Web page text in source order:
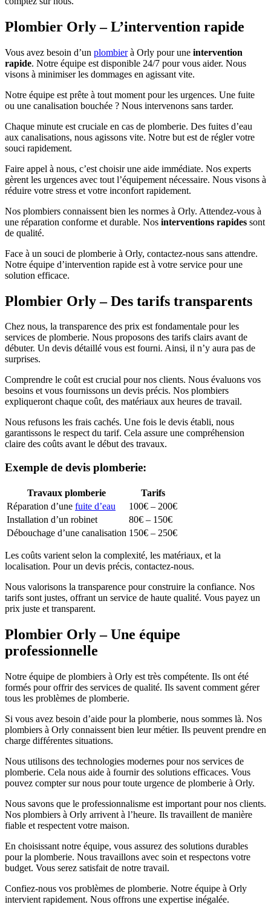
Plombier Orly – L’intervention rapide
Vous avez besoin d’un plombierà Orly pour une intervention
rapide. Notre équipe est disponible 24/7 pour vous aider. Nous
visons à minimiser les dommages en agissant vite.
Notre équipe est prête à tout moment pour les urgences. Une fuite
ou une canalisation bouchée ? Nous intervenons sans tarder.
Chaque minute est cruciale en cas de plomberie. Des fuites d’eau
aux canalisations, nous agissons vite. Notre but est de régler votre
souci rapidement.
Faire appel à nous, c’est choisir une aide immédiate. Nos experts
gèrent les urgences avec tout l’équipement nécessaire. Nous visons à
réduire votre stress et votre inconfort rapidement.
Nos plombiers connaissent bien les normes à Orly. Attendez-vous à
une réparation conforme et durable. Nos interventions rapides sont
de qualité.
Face à un souci de plomberie à Orly, contactez-nous sans attendre.
Notre équipe d’intervention rapide est à votre service pour une
solution efficace.
Plombier Orly – Des tarifs transparents
Chez nous, la transparence des prix est fondamentale pour les
services de plomberie. Nous proposons des tarifs clairs avant de
débuter. Un devis détaillé vous est fourni. Ainsi, il n’y aura pas de
surprises.
Comprendre le coût est crucial pour nos clients. Nous évaluons vos
besoins et vous fournissons un devis précis. Nos plombiers
expliqueront chaque coût, des matériaux aux heures de travail.
Nous refusons les frais cachés. Une fois le devis établi, nous
garantissons le respect du tarif. Cela assure une compréhension
claire des coûts avant le début des travaux.
Exemple de devis plomberie:
Travaux plomberie
Tarifs
Réparation d’une fuite d’eau
100€ – 200€
Installation d’un robinet
80€ – 150€
Débouchage d’une canalisation 150€ – 250€
Les coûts varient selon la complexité, les matériaux, et la
localisation. Pour un devis précis, contactez-nous.
Nous valorisons la transparence pour construire la confiance. Nos
tarifs sont justes, offrant un service de haute qualité. Vous payez un
prix juste et transparent.
Plombier Orly – Une équipe
professionnelle
Notre équipe de plombiers à Orly est très compétente. Ils ont été
formés pour offrir des services de qualité. Ils savent comment gérer
tous les problèmes de plomberie.
Si vous avez besoin d’aide pour la plomberie, nous sommes là. Nos
plombiers à Orly connaissent bien leur métier. Ils peuvent prendre en
charge différentes situations.
Nous utilisons des technologies modernes pour nos services de
plomberie. Cela nous aide à fournir des solutions efficaces. Vous
pouvez compter sur nous pour toute urgence de plomberie à Orly.
Nous savons que le professionnalisme est important pour nos clients.
Nos plombiers à Orly arrivent à l’heure. Ils travaillent de manière
fiable et respectent votre maison.
En choisissant notre équipe, vous assurez des solutions durables
pour la plomberie. Nous travaillons avec soin et respectons votre
budget. Vous serez satisfait de notre travail.
Confiez-nous vos problèmes de plomberie. Notre équipe à Orly
intervient rapidement. Nous offrons une expertise inégalée.